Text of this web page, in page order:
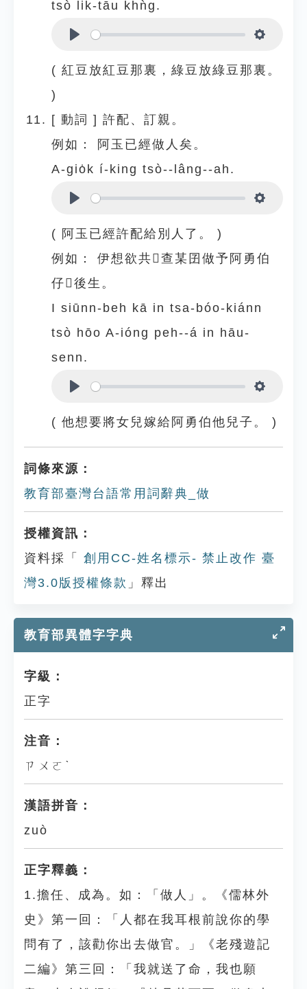
tsò li̍k-tāu khǹg.
( 紅豆放紅豆那裏，綠豆放綠豆那裏。
)
[ 動詞 ] 許配、訂親。
例如：
阿玉已經做人矣。
A-gio̍k í-king tsò--lâng--ah.
( 阿玉已經許配給別人了。 )
例如：
伊想欲共𪜶查某囝做予阿勇伯
仔𪜶後生。
I siūnn-beh kā in tsa-bóo-kiánn
tsò hōo A-ióng peh--á in hāu-
senn.
( 他想要將女兒嫁給阿勇伯他兒子。 )
詞條來源：
教育部臺灣台語常用詞辭典_做
授權資訊：
資料採「
創用CC-姓名標示- 禁止改作 臺
灣3.0版授權條款 」釋出
教育部異體字字典
字級：
正字
注音：
ㄗㄨㄛˋ
漢語拼音：
zuò
正字釋義：
1.擔任、成為。如：「做人」。《儒林外
史》第一回：「人都在我耳根前說你的學
問有了，該勸你出去做官。」《老殘遊記
二編》第三回：「我就送了命，我也願